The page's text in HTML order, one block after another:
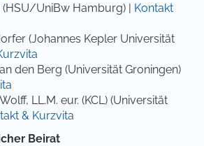
(HSU/UniBw Hamburg) | Kontakt
(Johannes Kepler Universität
den Berg (Universität Groningen)
LL.M. eur. (KCL) (Universität
& Kurzvita
Beirat